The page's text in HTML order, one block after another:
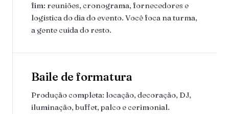
fim: reuniões, cronograma, fornecedores e
logística do dia do evento. Você foca na turma,
a gente cuida do resto.
Baile de formatura
Produção completa: locação, decoração, DJ,
iluminação, buffet, palco e cerimonial.